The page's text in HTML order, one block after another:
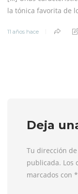
la tónica favorita de
11 años hace
Deja
Tu dirección
publicada. Los
marcados con *